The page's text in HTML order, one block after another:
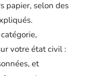
papier, selon des
votre état civil :
et